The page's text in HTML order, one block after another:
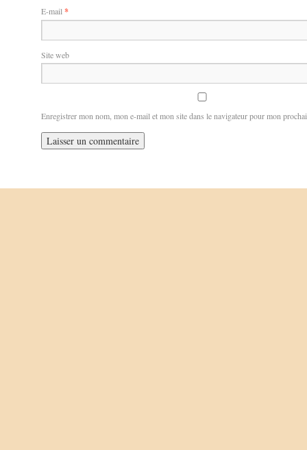
E-mail *
Site web
Enregistrer mon nom, mon e-mail et mon site dans le navigateur pour mon